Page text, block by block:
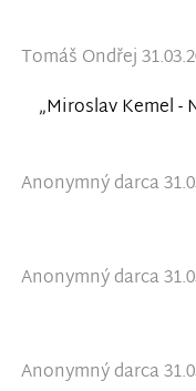
Tomáš Ondřej
„Miroslav Kemel -
Anonymný darca
Anonymný darca
Anonymný darca